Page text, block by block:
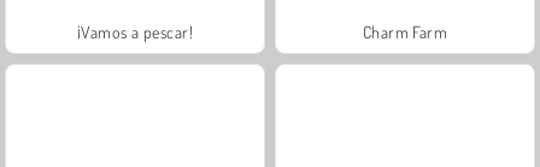
¡Vamos a pescar! Charm Farm